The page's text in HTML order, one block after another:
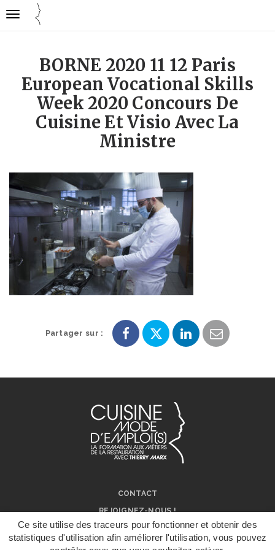
Gestion des traceurs
Ce site utilise des traceurs pour fonctionner et obtenir des
statistiques d'utilisation afin améliorer l'utilisation, vous pouvez
Cuisine
emploi
DÉPOSER UN
Ouvrir
BORNE 2020 11 12 Paris
European Vocational Skills
Week 2020 Concours De
Cuisine Et Visio Avec La
Ministre
Partager sur :
Partager
Facebook
Partager
Twitter
Partager
LinkedIn
Partager
e-
CONTACT
REJOIGNEZ-NOUS !
NOS RÉSEAUX SOCIAUX
ON PARLE DE NOUS !